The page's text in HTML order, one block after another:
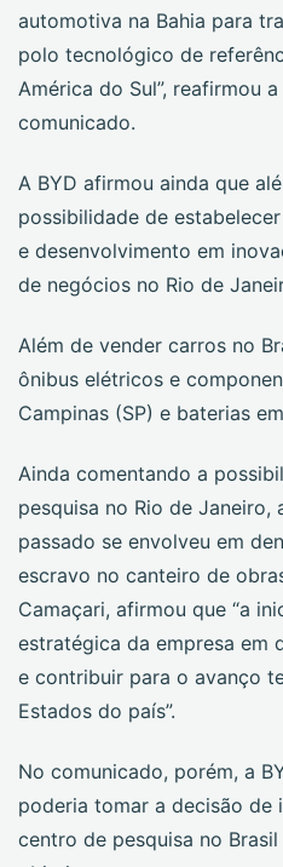
automotiva na Bahia para
polo tecnológico de
América do Sul”, reafirmou
comunicado.
A BYD afirmou ainda que
possibilidade de
e desenvolvimento em
de negócios no Rio de
Além de vender carros no
ônibus elétricos e
Campinas (SP) e baterias
Ainda comentando a
pesquisa no Rio de Janeiro,
passado se envolveu em
escravo no canteiro de
Camaçari, afirmou que “a
estratégica da empresa em
e contribuir para o avanço
Estados do país”.
No comunicado, porém, a
poderia tomar a decisão de
centro de pesquisa no